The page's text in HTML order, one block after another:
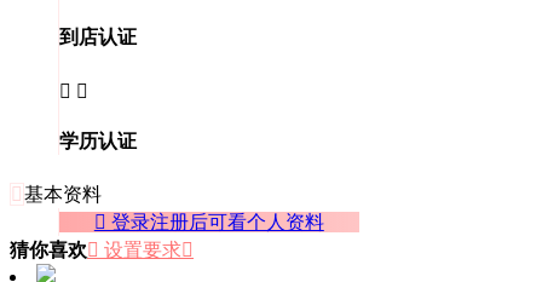
到店认证
 
学历认证
 基本资料
 登录注册后可看个人资料
猜你喜欢 设置要求